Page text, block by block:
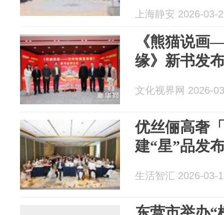
上海静安 2026-03-
《熊猫说
缘》新书发
文化视界网 2026-
优丝俪高奢
建“星”品发
生活智汇 2026-03-